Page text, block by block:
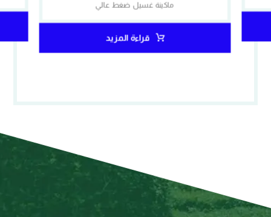
ماكينة غسيل ضغط عالي
قراءة المزيد